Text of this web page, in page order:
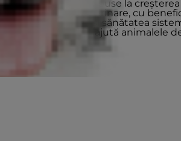
sau rasele predispuse la
și cabinete veterinare, cu
precum și sănătatea
a greutății ajută animalele
de mâine.